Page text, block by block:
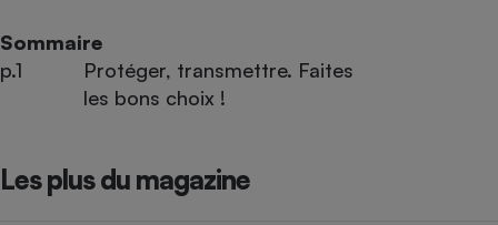
Sommaire
p.1
Protéger, transmettre. Faites
les bons choix !
Les plus du magazine